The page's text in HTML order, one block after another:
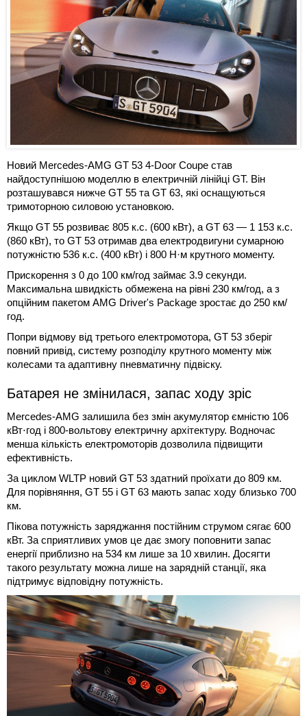
Новий Mercedes-AMG GT 53 4-Door Coupe став
найдоступнішою моделлю в електричній лінійці GT. Він
розташувався нижче GT 55 та GT 63, які оснащуються
тримоторною силовою установкою.
Якщо GT 55 розвиває 805 к.с. (600 кВт), а GT 63 — 1 153 к.с.
(860 кВт), то GT 53 отримав два електродвигуни сумарною
потужністю 536 к.с. (400 кВт) і 800 Н·м крутного моменту.
Прискорення з 0 до 100 км/год займає 3.9 секунди.
Максимальна швидкість обмежена на рівні 230 км/год, а з
опційним пакетом AMG Driver's Package зростає до 250 км/
год.
Попри відмову від третього електромотора, GT 53 зберіг
повний привід, систему розподілу крутного моменту між
колесами та адаптивну пневматичну підвіску.
Батарея не змінилася, запас ходу зріс
Mercedes-AMG залишила без змін акумулятор ємністю 106
кВт⋅год і 800-вольтову електричну архітектуру. Водночас
менша кількість електромоторів дозволила підвищити
ефективність.
За циклом WLTP новий GT 53 здатний проїхати до 809 км.
Для порівняння, GT 55 і GT 63 мають запас ходу близько 700
км.
Пікова потужність заряджання постійним струмом сягає 600
кВт. За сприятливих умов це дає змогу поповнити запас
енергії приблизно на 534 км лише за 10 хвилин. Досягти
такого результату можна лише на зарядній станції, яка
підтримує відповідну потужність.